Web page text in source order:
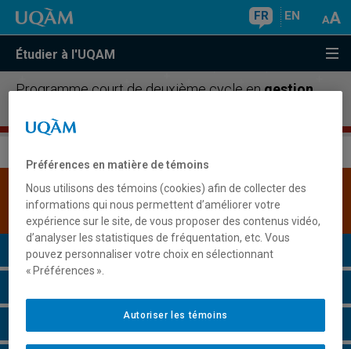
FR EN
Étudier à l'UQAM
Programme court de deuxième cycle engestion
Une version plus récente de ce programme est
disponible.Cliquez ici pour la consulter.
Présentation du programme
Cours à suivre et horaires
Préférences en matière de témoins
Nous utilisons des témoins (cookies) afin de collecter des
informations qui nous permettent d’améliorer votre
expérience sur le site, de vous proposer des contenus vidéo,
d’analyser les statistiques de fréquentation, etc. Vous
pouvez personnaliser votre choix en sélectionnant
« Préférences ».
Autoriser les témoins